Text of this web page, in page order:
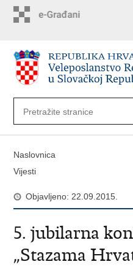
Naslovnica
Vijesti
Objavljeno: 22.09.2015.
5. jubilarna
„Stazama